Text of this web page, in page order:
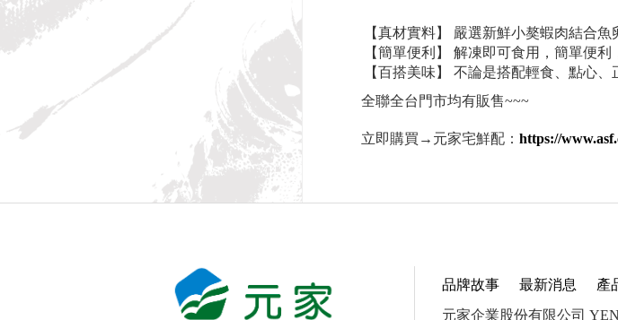
【真材實料】 嚴選新鮮小獒蝦肉結合
【簡單便利】 解凍即可食用，簡單便
【百搭美味】 不論是搭配輕食、點心
全聯全台門市均有販售~~~
立即購買→元家宅鮮配： https://
品牌故事 最新消息 產
元家企業股份有限公司